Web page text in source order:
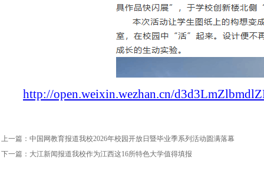
http://open.weixin.wezhan.cn/
上一篇： 中国网教育报道我校2026年校园开放日暨毕业季系列活动圆满落幕
下一篇： 大江新闻报道我校作为江西这16所特色大学值得填报